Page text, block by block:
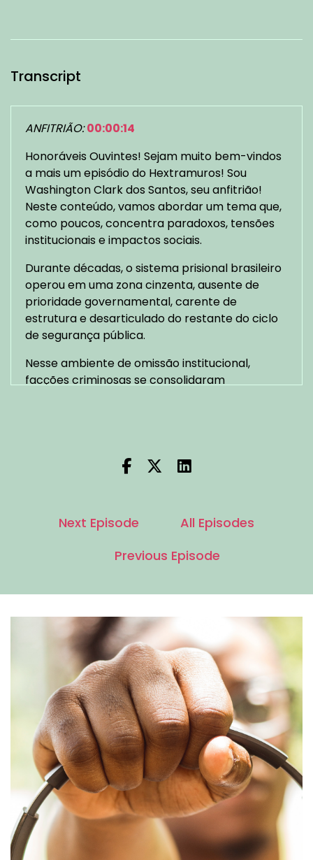
Transcript
ANFITRIÃO: 00:00:14
Honoráveis Ouvintes! Sejam muito bem-vindos
a mais um episódio do Hextramuros! Sou
Washington Clark dos Santos, seu anfitrião!
Neste conteúdo, vamos abordar um tema que,
como poucos, concentra paradoxos, tensões
institucionais e impactos sociais.
Durante décadas, o sistema prisional brasileiro
operou em uma zona cinzenta, ausente de
prioridade governamental, carente de
estrutura e desarticulado do restante do ciclo
de segurança pública.
Nesse ambiente de omissão institucional,
facções criminosas se consolidaram
cárcere, foi o Estado que o abandonou!
de redefinir o papel do Estado dentro dos
Emenda Constitucional número cento e
Penal reconhecendo um ator antes
sistema prisional dentro do arcabouço
constitucional das forças de segurança pública.
Mas, como chegamos até aqui? O que significa,
de fato, constitucionalizar a polícia penal?
Quais são os desafios para transformar essa
conquista normativa em política pública
efetiva, capaz de reordenar poderes, reduzir
vulnerabilidades e devolver ao Estado o
controle de seus próprios espaços?
Para explorar essa travessia - histórica,
institucional e operacional - recebemos
Roniewerton Pacheco, policial penal, autor do
artigo “Analisando o Sistema Prisional Brasileiro
e a Criação da Polícia Penal: Desafios e
Next Episode
All Episodes
Previous Episode